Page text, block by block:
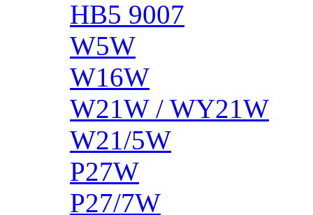
HB5 9007
W5W
W16W
W21W / WY21W
W21/5W
P27W
P27/7W